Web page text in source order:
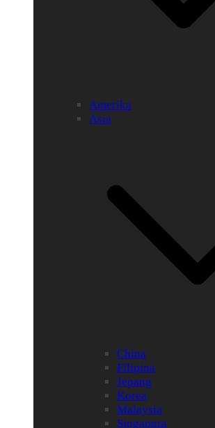
Amerika
Asia
China
Filipina
Jepang
Korea
Malaysia
Singapura